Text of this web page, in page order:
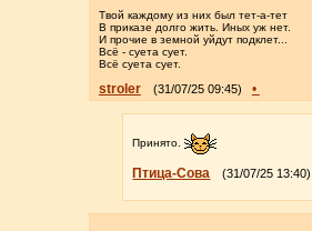
Твой каждому из них был тет-а-тет
В приказе долго жить. Иных уж нет.
И прочие в земной уйдут подклет...
Всё - суета сует.
Всё суета сует.
stroler (31/07/25 09:45) •
Принято.
Птица-Сова (31/07/25 13:40)